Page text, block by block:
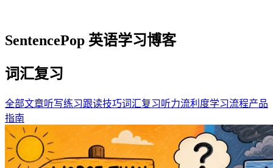
SentencePop 英语学习博客
词汇复习
全部文章听写练习跟读技巧词汇复习听力流利度学习流程产品
指南